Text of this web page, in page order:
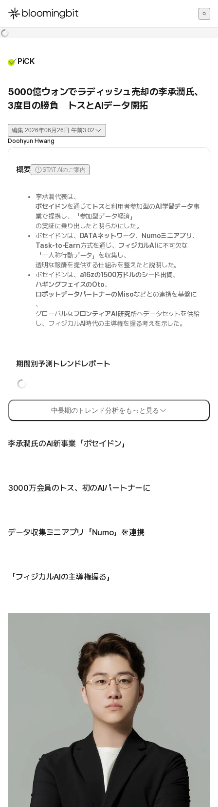
한국어
PiCK
5000億ウォンでラディッシュ売却の李承潤氏、
3度目の勝負 トスとAIデータ開拓
編集 2026年06月26日 午前3:02
Doohyun Hwang
概要 STAT AIのご案内
李承潤代表は、
ポセイドンを通じて トスと利用者参加型のAI学習データ事
業で提携し、「参加型データ経済」
の実証に乗り出したと明らかにした。
ポセイドンは、
DATAネットワーク、 Numoミニアプリ、
Task-to-Earn方式を通じ、 フィジカルAI に不可欠な
「一人称行動データ」を収集し、
透明な報酬を提供する仕組みを整えたと説明した。
ポセイドンは、 a16zの1500万ドルのシード出資、
ハギングフェイスのOto、
ロボットデータパートナーのMisoなどとの連携を基盤に
、
グローバルなフロンティアAI研究所へデータセットを供給
し、フィジカルAI時代の主導権を握る考えを示した。
期間別予測トレンドレポート
中長期のトレンド分析をもっと見る
李承潤氏のAI新事業「ポセイドン」
3000万会員のトス、初のAIパートナーに
データ収集ミニアプリ「Numo」を連携
「フィジカルAIの主導権握る」